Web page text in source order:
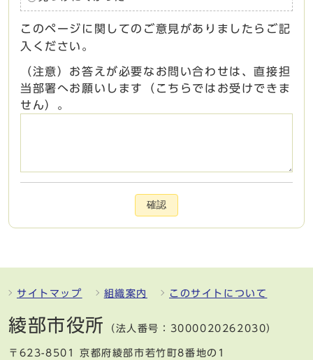
このページに関してのご意見がありましたらご記
入ください。
（注意）お答えが必要なお問い合わせは、直接担
当部署へお願いします（こちらではお受けできま
せん）。
確認
サイトマップ 組織案内 このサイトについて
綾部市役所 （法人番号：3000020262030）
〒623-8501 京都府綾部市若竹町8番地の1